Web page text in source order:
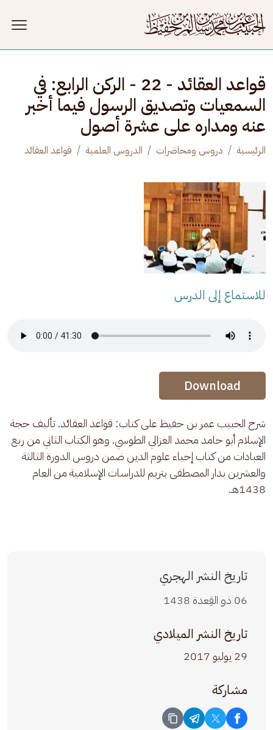
قواعد العقائد - 22 - الركن الرابع: في
السمعيات وتصديق الرسول فيما أخبر
عنه ومداره على عشرة أصول
الرئيسية دروس ومحاضرات الدروس العلمية قواعد العقائد
للاستماع إلى الدرس
Audio Stream
Audio Stream
Download
شرح الحبيب عمر بن حفيظ على كتاب: قواعد العقائد. تأليف حجة
الإسلام أبو حامد محمد الغزالي الطوسي. وهو الكتاب الثاني من ربع
العبادات من كتاب إحياء علوم الدين ضمن دروس الدورة الثالثة
والعشرين بدار المصطفى بتريم للدراسات الإسلامية من العام
1438هـ.
تاريخ النشر الهجري
06 ذو القِعدة 1438
تاريخ النشر الميلادي
29 يوليو 2017
مشاركة